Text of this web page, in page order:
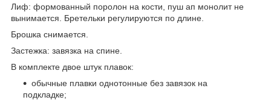
Лиф: формованный поролон на кости, пуш ап монолит не
вынимается. Бретельки регулируются по длине.
Брошка снимается.
Застежка: завязка на спине.
В комплекте двое штук плавок:
обычные плавки однотонные без завязок на
подкладке;